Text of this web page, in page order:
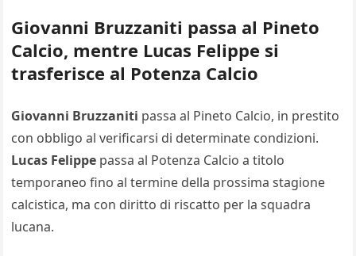
Giovanni Bruzzaniti passa al Pineto
Calcio, mentre Lucas Felippe si
trasferisce al Potenza Calcio
Giovanni Bruzzaniti passa al Pineto Calcio, in prestito
con obbligo al verificarsi di determinate condizioni.
Lucas Felippe passa al Potenza Calcio a titolo
temporaneo fino al termine della prossima stagione
calcistica, ma con diritto di riscatto per la squadra
lucana.